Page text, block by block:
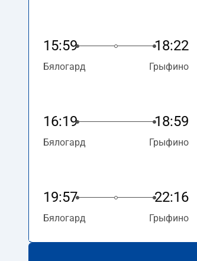
15:59 18:22
Бялогард Грыфино
16:19 18:59
Бялогард Грыфино
19:57 22:16
Бялогард Грыфино